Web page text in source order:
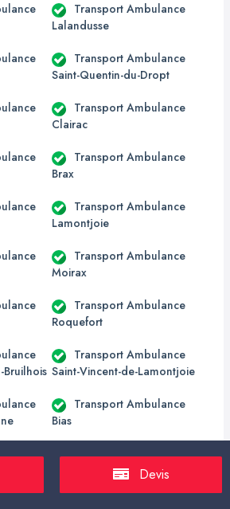
Transport Ambulance
Lalandusse
Transport Ambulance
Saint-Quentin-du-Dropt
Transport Ambulance
Clairac
Transport Ambulance
Brax
Transport Ambulance
Lamontjoie
Transport Ambulance
Moirax
Transport Ambulance
Roquefort
Bruilhois
Transport Ambulance
Saint-Vincent-de-Lamontjoie
Transport Ambulance
Bias
Transport Ambulance
Sainte-Colombe-de-Devis